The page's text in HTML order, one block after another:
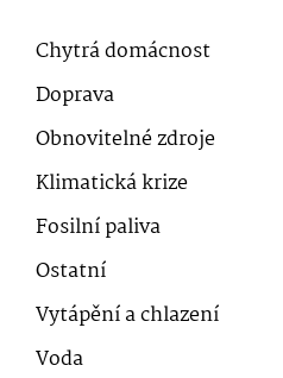
Chytrá domácnost
Doprava
Obnovitelné zdroje
Klimatická krize
Fosilní paliva
Ostatní
Vytápění a chlazení
Voda